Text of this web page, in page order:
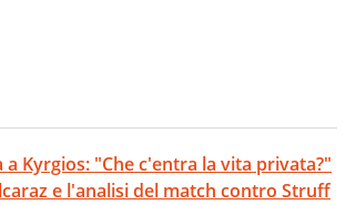
a Kyrgios: "Che c'entra la vita privata?"
e l'analisi del match contro Struff